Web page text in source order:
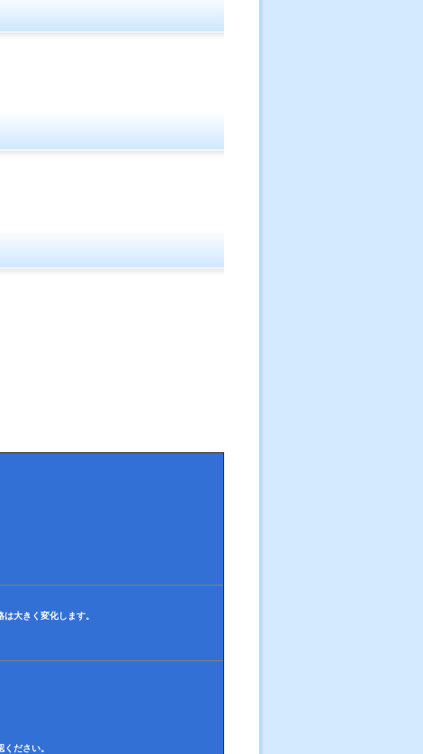
大きく変化します。
ださい。